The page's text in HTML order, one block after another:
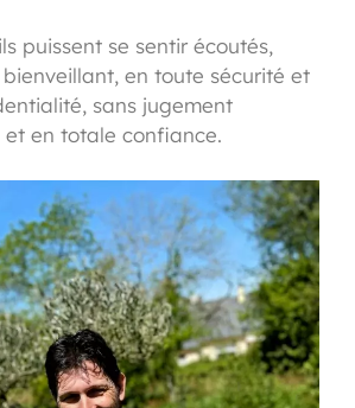
puissent se sentir écoutés,
en toute sécurité et
sans jugement
et en totale confiance.